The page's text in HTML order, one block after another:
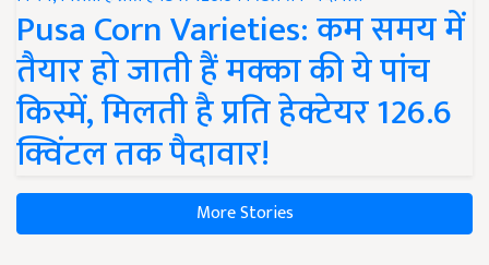
Pusa Corn Varieties: कम समय में
तैयार हो जाती हैं मक्का की ये पांच
किस्में, मिलती है प्रति हेक्टेयर 126.6
क्विंटल तक पैदावार!
More Stories